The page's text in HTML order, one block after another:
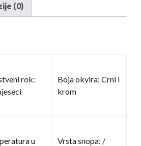
(0)
rok:
Boja okvira: Crni i
krom
u
Vrsta snopa: /